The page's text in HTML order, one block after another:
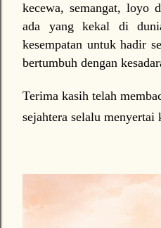
kecewa, semangat, loyo
ada yang kekal di
kesempatan untuk hadir
bertumbuh dengan
Terima kasih telah
sejahtera selalu menyertai